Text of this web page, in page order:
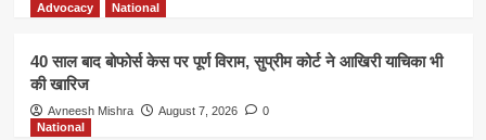
Advocacy
National
40 साल बाद बोफोर्स केस पर पूर्ण विराम, सुप्रीम कोर्ट ने आखिरी याचिका भी
की खारिज
Avneesh Mishra August 7, 2026
0
National